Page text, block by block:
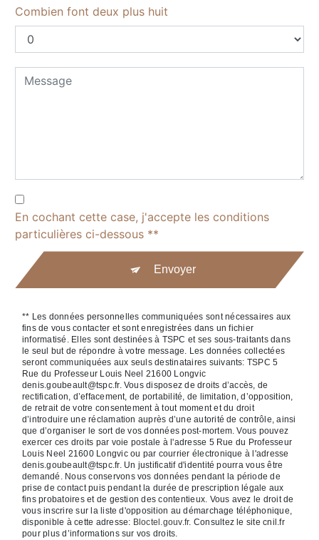
Combien font deux plus huit
En cochant cette case, j'accepte les conditions
particulières ci-dessous **
Envoyer
** Les données personnelles communiquées sont nécessaires aux
fins de vous contacter et sont enregistrées dans un fichier
informatisé. Elles sont destinées à TSPC et ses sous-traitants dans
le seul but de répondre à votre message. Les données collectées
seront communiquées aux seuls destinataires suivants: TSPC 5
Rue du Professeur Louis Neel 21600 Longvic
denis.goubeault@tspc.fr. Vous disposez de droits d’accès, de
rectification, d’effacement, de portabilité, de limitation, d’opposition,
de retrait de votre consentement à tout moment et du droit
d’introduire une réclamation auprès d’une autorité de contrôle, ainsi
que d’organiser le sort de vos données post-mortem. Vous pouvez
exercer ces droits par voie postale à l'adresse 5 Rue du Professeur
Louis Neel 21600 Longvic ou par courrier électronique à l'adresse
denis.goubeault@tspc.fr. Un justificatif d'identité pourra vous être
demandé. Nous conservons vos données pendant la période de
prise de contact puis pendant la durée de prescription légale aux
fins probatoires et de gestion des contentieux. Vous avez le droit de
vous inscrire sur la liste d'opposition au démarchage téléphonique,
disponible à cette adresse: Bloctel.gouv.fr. Consultez le site cnil.fr
pour plus d’informations sur vos droits.